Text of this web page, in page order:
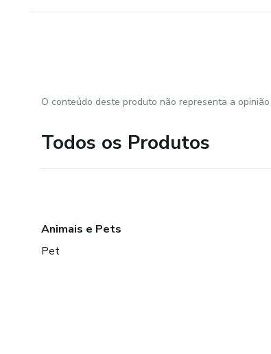
O conteúdo deste produto não representa a
Todos os Produtos
Animais e Pets
Pet